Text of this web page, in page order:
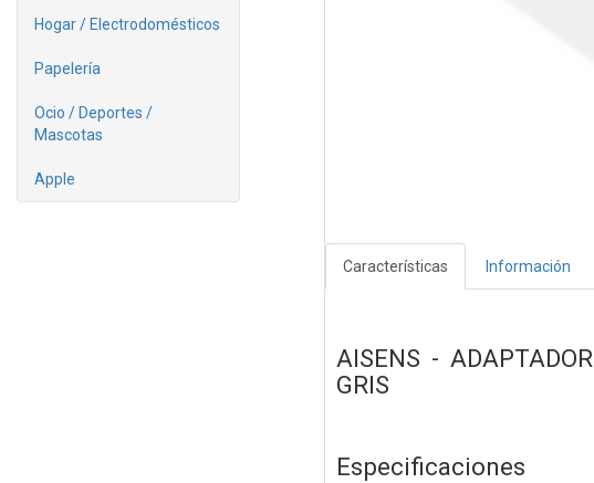
Hogar / Electrodomésticos
Papelería
Ocio / Deportes /
Mascotas
Apple
Características Información
AISENS -
GRIS
Especificaciones